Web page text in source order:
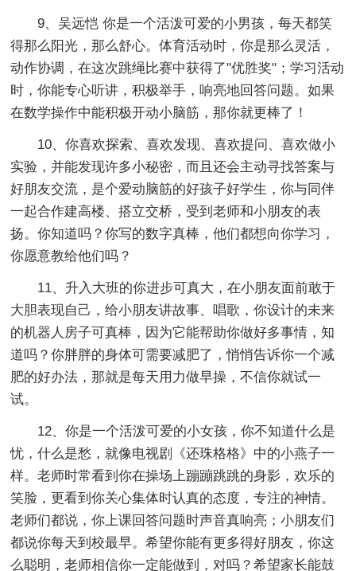
9、吴远恺 你是一个活泼可爱的小男孩，每天都笑
得那么阳光，那么舒心。体育活动时，你是那么灵活，
动作协调，在这次跳绳比赛中获得了"优胜奖"；学习活动
时，你能专心听讲，积极举手，响亮地回答问题。如果
在数学操作中能积极开动小脑筋，那你就更棒了！
10、你喜欢探索、喜欢发现、喜欢提问、喜欢做小
实验，并能发现许多小秘密，而且还会主动寻找答案与
好朋友交流，是个爱动脑筋的好孩子好学生，你与同伴
一起合作建高楼、搭立交桥，受到老师和小朋友的表
扬。你知道吗？你写的数字真棒，他们都想向你学习，
你愿意教给他们吗？
11、升入大班的你进步可真大，在小朋友面前敢于
大胆表现自己，给小朋友讲故事、唱歌，你设计的未来
的机器人房子可真棒，因为它能帮助你做好多事情，知
道吗？你胖胖的身体可需要减肥了，悄悄告诉你一个减
肥的好办法，那就是每天用力做早操，不信你就试一
试。
12、你是一个活泼可爱的小女孩，你不知道什么是
忧，什么是愁，就像电视剧《还珠格格》中的小燕子一
样。老师时常看到你在操场上蹦蹦跳跳的身影，欢乐的
笑脸，更看到你关心集体时认真的态度，专注的神情。
老师们都说，你上课回答问题时声音真响亮；小朋友们
都说你每天到校最早。希望你能有更多得好朋友，你这
么聪明，老师相信你一定能做到，对吗？希望家长能鼓